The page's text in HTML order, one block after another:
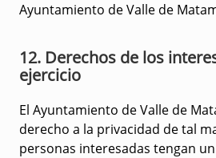
Ayuntamiento de Valle de
12. Derechos de los
ejercicio
El Ayuntamiento de Valle de
derecho a la privacidad de tal
personas interesadas tengan